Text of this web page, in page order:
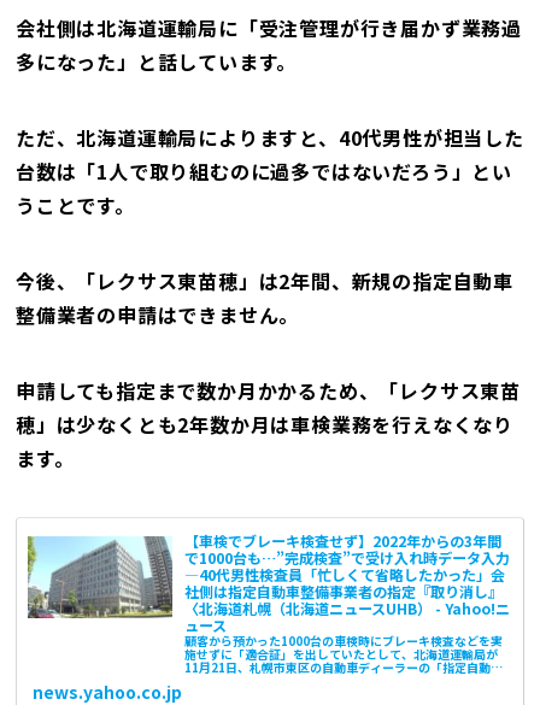
会社側は北海道運輸局に「受注管理が行き届かず業務過
多になった」と話しています。
ただ、北海道運輸局によりますと、40代男性が担当した
台数は「1人で取り組むのに過多ではないだろう」とい
うことです。
今後、「レクサス東苗穂」は2年間、新規の指定自動車
整備業者の申請はできません。
申請しても指定まで数か月かかるため、「レクサス東苗
穂」は少なくとも2年数か月は車検業務を行えなくなり
ます。
【車検でブレーキ検査せず】2022年からの3年間
で1000台も…”完成検査”で受け入れ時データ入力
―40代男性検査員「忙しくて省略したかった」会
社側は指定自動車整備事業者の指定『取り消し』
〈北海道札幌（北海道ニュースUHB） - Yahoo!ニ
ュース
顧客から預かった1000台の車検時にブレーキ検査などを実
施せずに「適合証」を出していたとして、北海道運輸局が
11月21日、札幌市東区の自動車ディーラーの「指定自動車
news.yahoo.co.jp